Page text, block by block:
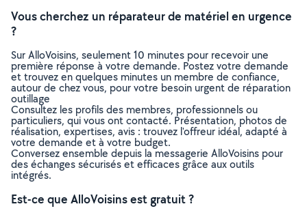
Vous cherchez un réparateur de matériel en urgence
?
Sur AlloVoisins, seulement 10 minutes pour recevoir une
première réponse à votre demande. Postez votre demande
et trouvez en quelques minutes un membre de confiance,
autour de chez vous, pour votre besoin urgent de réparation
outillage
Consultez les profils des membres, professionnels ou
particuliers, qui vous ont contacté. Présentation, photos de
réalisation, expertises, avis : trouvez l'offreur idéal, adapté à
votre demande et à votre budget.
Conversez ensemble depuis la messagerie AlloVoisins pour
des échanges sécurisés et efficaces grâce aux outils
intégrés.
Est-ce que AlloVoisins est gratuit ?